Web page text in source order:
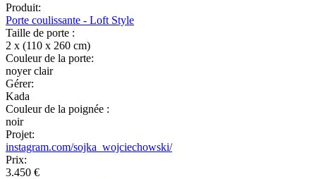
Produit:
Porte coulissante - Loft Style
Taille de porte :
2 x (110 x 260 cm)
Couleur de la porte:
noyer clair
Gérer:
Kada
Couleur de la poignée :
noir
Projet:
instagram.com/sojka_wojciechowski/
Prix:
3.450 €